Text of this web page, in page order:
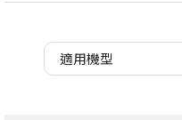
適用機型